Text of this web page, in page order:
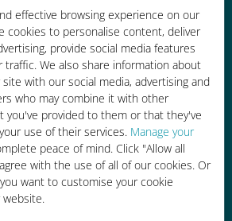
effective browsing experience on our
cookies to personalise content, deliver
provide social media features
traffic. We also share information about
with our social media, advertising and
who may combine it with other
you've provided to them or that they've
use of their services. Manage your
peace of mind. Click "Allow all
with the use of all of our cookies. Or
want to customise your cookie
% moins cher que les
avec votre
habituel
facile
l'app Ubigi, même sans